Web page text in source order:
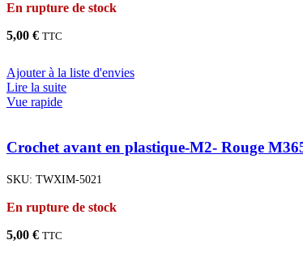
En rupture de stock
5,00 € TTC
Ajouter à la liste d'envies
Lire la suite
Vue rapide
Crochet avant en plastique-M2- Rouge
SKU: TWXIM-5021
En rupture de stock
5,00 € TTC